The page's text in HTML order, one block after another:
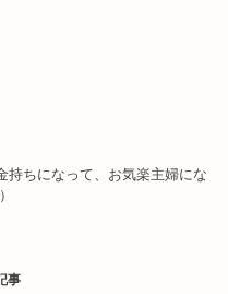
持ちになって、お気楽主婦にな
事